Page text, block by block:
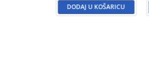
DODAJ U KOŠARICU